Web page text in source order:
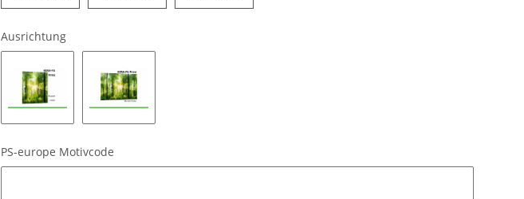
Ausrichtung
PS-europe Motivcode